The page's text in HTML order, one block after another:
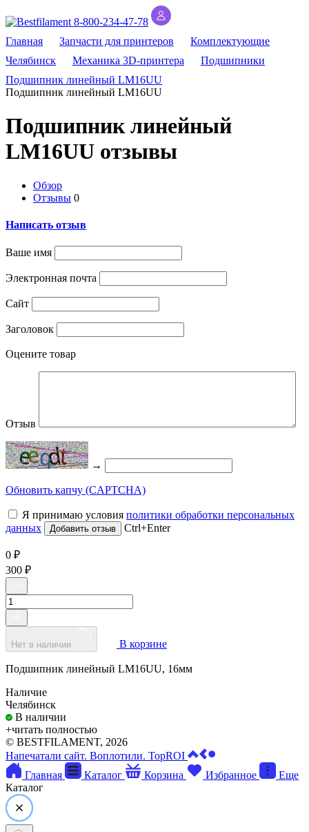
8-800-234-47-78
Главная
Запчасти для принтеров
Комплектующие
Челябинск
Механика 3D-принтера
Подшипники
Подшипник линейный LM16UU
Подшипник линейный LM16UU
Подшипник линейный
LM16UU отзывы
Обзор
Отзывы 0
Написать отзыв
Ваше имя
Электронная почта
Сайт
Заголовок
Оцените товар
Отзыв
→
Обновить капчу (CAPTCHA)
Я принимаю условия политики обработки персональных
данных
Ctrl+Enter
0 ₽
300 ₽
Нет в наличии В корзине
Подшипник линейный LM16UU, 16мм
Наличие
Челябинск
В наличии
+читать полностью
© BESTFILAMENT, 2026
Напечатали сайт. Воплотили. TopROI
Главная
Каталог Корзина Избранное
Еще
Каталог